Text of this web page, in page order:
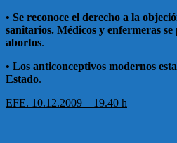
• Se reconoce el derecho a la
sanitarios. Médicos y enfermeras
abortos.
• Los anticonceptivos modernos
Estado.
EFE. 10.12.2009 – 19.40 h